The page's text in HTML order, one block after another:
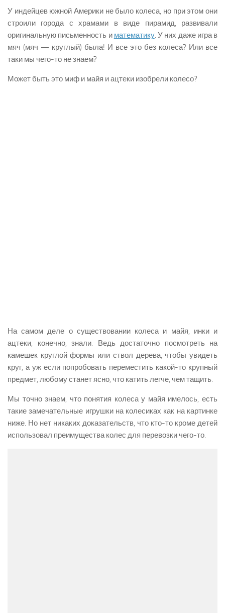
У индейцев южной Америки не было колеса, но при этом они
строили города с храмами в виде пирамид, развивали
оригинальную письменность и математику. У них даже игра в
мяч (мяч — круглый) была! И все это без колеса? Или все
таки мы чего-то не знаем?
Может быть это миф и майя и ацтеки изобрели колесо?
На самом деле о существовании колеса и майя, инки и
ацтеки, конечно, знали. Ведь достаточно посмотреть на
камешек круглой формы или ствол дерева, чтобы увидеть
круг, а уж если попробовать переместить какой-то крупный
предмет, любому станет ясно, что катить легче, чем тащить.
Мы точно знаем, что понятия колеса у майя имелось, есть
такие замечательные игрушки на колесиках как на картинке
ниже. Но нет никаких доказательств, что кто-то кроме детей
использовал преимущества колес для перевозки чего-то.